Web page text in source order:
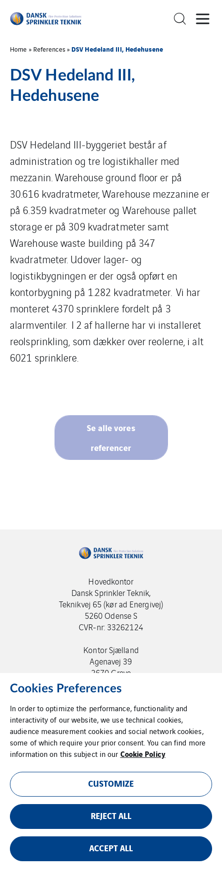
Home » References» DSV Hedeland III, Hedehusene
DSV Hedeland III,
Hedehusene
DSV Hedeland III-byggeriet består af
administration og tre logistikhaller med
mezzanin. Warehouse ground floor er på
30.616 kvadratmeter, Warehouse mezzanine er
på 6.359 kvadratmeter og Warehouse pallet
storage er på 309 kvadratmeter samt
Warehouse waste building på 347
kvadratmeter. Udover lager- og
logistikbygningen er der også opført en
kontorbygning på 1.282 kvadratmeter. Vi har
monteret 4370 sprinklere fordelt på 3
alarmventiler. I 2 af hallerne har vi installeret
reolsprinkling, som dækker over reolerne, i alt
6021 sprinklere.
Se alle vores
referencer
Hovedkontor
Dansk Sprinkler Teknik,
Teknikvej 65 (kør ad Energivej)
5260 Odense S
CVR-nr: 33262124
Kontor Sjælland
Agenavej 39
2670 Greve
Cookies
VINCI Integrity whistleblowing system
Juridisk meddelelse
Kontakt
Cookies Preferences
In order to optimize the performance, functionality and
interactivity of our website, we use technical cookies,
audience measurement cookies and social network cookies,
some of which require your prior consent. You can find more
information on this subject in our Cookie Policy
CUSTOMIZE
REJECT ALL
ACCEPT ALL